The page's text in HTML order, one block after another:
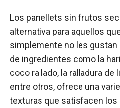
Los panellets sin frutos
alternativa para aquellos
simplemente no les
de ingredientes como la
coco rallado, la ralladura de
entre otros, ofrece una
texturas que satisfacen los